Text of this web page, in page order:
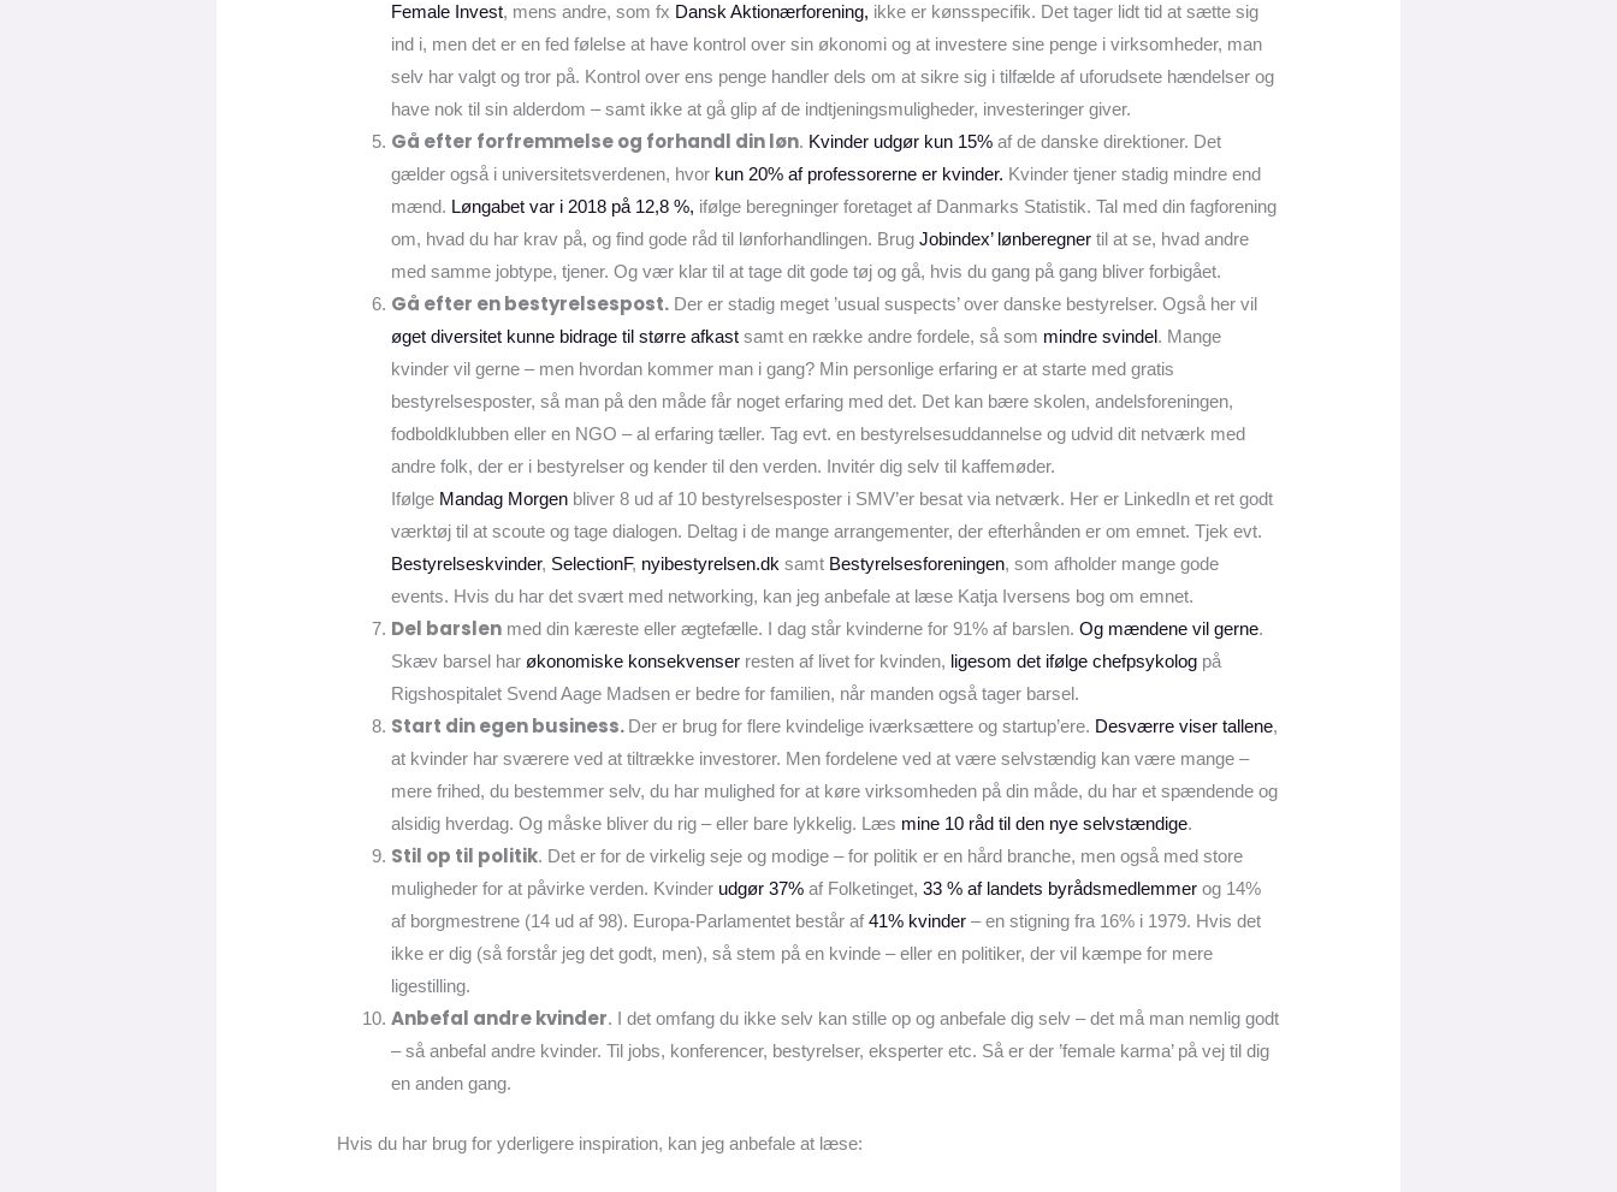
Female Invest, mens andre, som fx Dansk Aktionærforening, ikke er kønsspecifik. Det tager lidt tid at sætte sig
ind i, men det er en fed følelse at have kontrol over sin økonomi og at investere sine penge i virksomheder, man
selv har valgt og tror på. Kontrol over ens penge handler dels om at sikre sig i tilfælde af uforudsete hændelser og
have nok til sin alderdom – samt ikke at gå glip af de indtjeningsmuligheder, investeringer giver.
Gå efter forfremmelse og forhandl din løn. Kvinder udgør kun 15% af de danske direktioner. Det
gælder også i universitetsverdenen, hvor kun 20% af professorerne er kvinder. Kvinder tjener stadig mindre end
mænd. Løngabet var i 2018 på 12,8 %, ifølge beregninger foretaget af Danmarks Statistik. Tal med din fagforening
om, hvad du har krav på, og find gode råd til lønforhandlingen. BrugJobindex’ lønberegner til at se, hvad andre
med samme jobtype, tjener. Og vær klar til at tage dit gode tøj og gå, hvis du gang på gang bliver forbigået.
Gå efter en bestyrelsespost. Der er stadig meget ’usual suspects’ over danske bestyrelser. Også her vil
øget diversitet kunne bidrage til større afkast samt en række andre fordele, så som mindre svindel. Mange
kvinder vil gerne – men hvordan kommer man i gang? Min personlige erfaring er at starte med gratis
bestyrelsesposter, så man på den måde får noget erfaring med det. Det kan bære skolen, andelsforeningen,
fodboldklubben eller en NGO – al erfaring tæller. Tag evt. en bestyrelsesuddannelse og udvid dit netværk med
andre folk, der er i bestyrelser og kender til den verden. Invitér dig selv til kaffemøder.
Ifølge Mandag Morgen bliver 8 ud af 10 bestyrelsesposter i SMV’er besat via netværk. Her er LinkedIn et ret godt
værktøj til at scoute og tage dialogen. Deltag i de mange arrangementer, der efterhånden er om emnet. Tjek evt.
Bestyrelseskvinder, SelectionF, nyibestyrelsen.dk samt Bestyrelsesforeningen, som afholder mange gode
events. Hvis du har det svært med networking, kan jeg anbefale at læse Katja Iversens bog om emnet.
Del barslen med din kæreste eller ægtefælle. I dag står kvinderne for 91% af barslen.Og mændene vil gerne.
Skæv barsel har økonomiske konsekvenser resten af livet for kvinden, ligesom det ifølge chefpsykolog på
Rigshospitalet Svend Aage Madsen er bedre for familien, når manden også tager barsel.
Start din egen business. Der er brug for flere kvindelige iværksættere og startup’ere. Desværre viser tallene,
at kvinder har sværere ved at tiltrække investorer. Men fordelene ved at være selvstændig kan være mange –
mere frihed, du bestemmer selv, du har mulighed for at køre virksomheden på din måde, du har et spændende og
alsidig hverdag. Og måske bliver du rig – eller bare lykkelig. Læs mine 10 råd til den nye selvstændige.
Stil op til politik. Det er for de virkelig seje og modige – for politik er en hård branche, men også med store
muligheder for at påvirke verden. Kvinder udgør 37% af Folketinget,33 % af landets byrådsmedlemmer og 14%
af borgmestrene (14 ud af 98). Europa-Parlamentet består af41% kvinder – en stigning fra 16% i 1979. Hvis det
ikke er dig (så forstår jeg det godt, men), så stem på en kvinde – eller en politiker, der vil kæmpe for mere
ligestilling.
Anbefal andre kvinder. I det omfang du ikke selv kan stille op og anbefale dig selv – det må man nemlig godt
– så anbefal andre kvinder. Til jobs, konferencer, bestyrelser, eksperter etc. Så er der ’female karma’ på vej til dig
en anden gang.
Hvis du har brug for yderligere inspiration, kan jeg anbefale at læse: